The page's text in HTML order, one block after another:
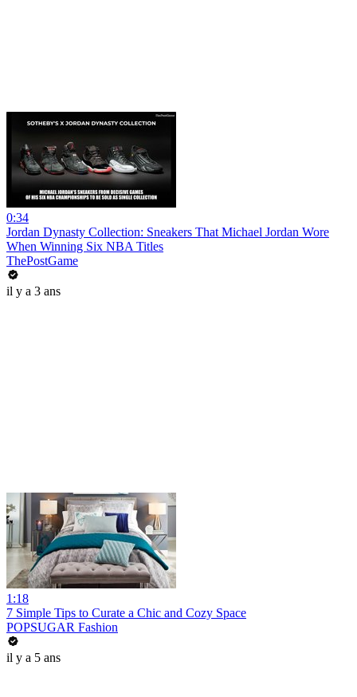
0:34
Jordan Dynasty Collection: Sneakers That Michael Jordan Wore
When Winning Six NBA Titles
ThePostGame
il y a 3 ans
1:18
7 Simple Tips to Curate a Chic and Cozy Space
POPSUGAR Fashion
il y a 5 ans